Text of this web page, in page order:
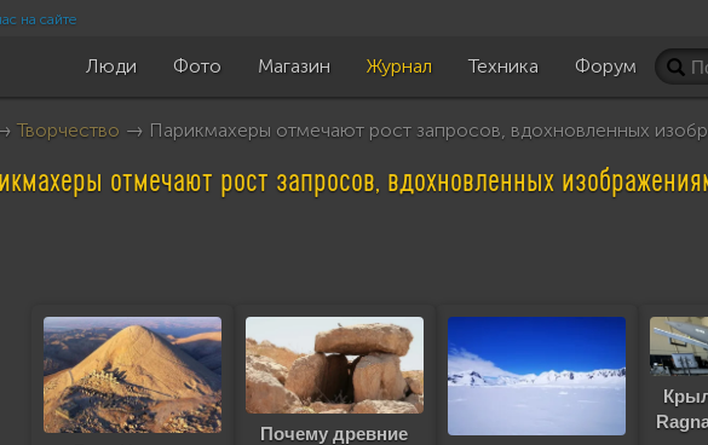
на сайте
Люди Фото Магазин Журнал Техника Форум
Творчество → Парикмахеры отмечают рост запросов, вдохновленных
отмечают рост запросов, вдохновленных
Почему древние